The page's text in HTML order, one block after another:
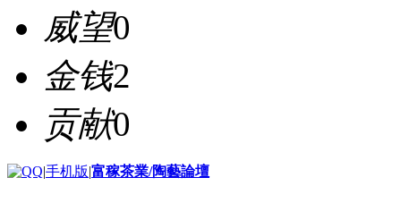
威望0
金钱2
贡献0
|手机版|富稼茶業/陶藝論壇